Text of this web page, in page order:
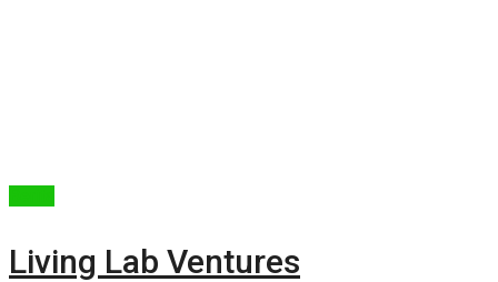
Living Lab Ventures